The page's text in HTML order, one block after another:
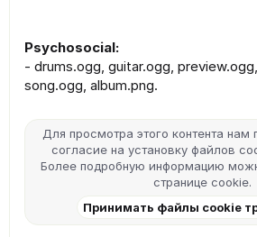
Psychosocial:
- drums.ogg, guitar.ogg,
song.ogg, album.png.
Для просмотра этого контента нам
согласие на установку файлов
Более подробную информацию
странице cookie.
Принимать файлы cookie